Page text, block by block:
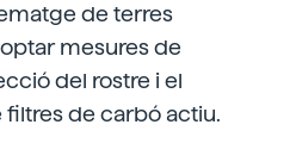
de terres
mesures de
del rostre i el
de carbó actiu.